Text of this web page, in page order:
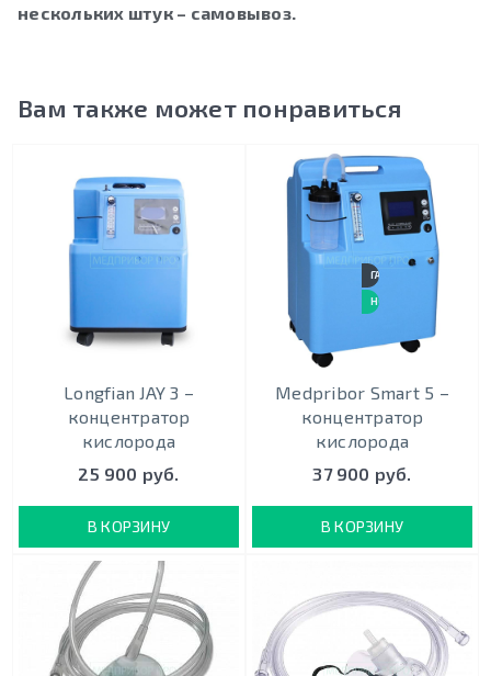
нескольких штук – самовывоз.
Вам также может понравиться
Longfian JAY 3 –
концентратор
кислорода
25 900 руб.
В КОРЗИНУ
ГАРАНТИЯ 3 ГОДА
НОВИНКА
Medpribor Smart 5 –
концентратор
кислорода
37 900 руб.
В КОРЗИНУ